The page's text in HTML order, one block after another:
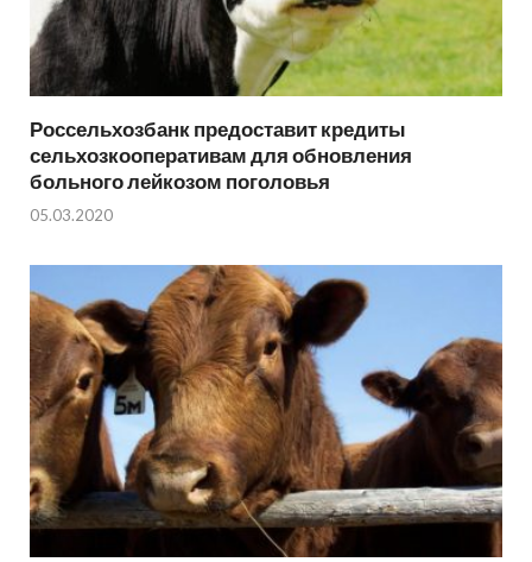
Россельхозбанк предоставит кредиты
сельхозкооперативам для обновления
больного лейкозом поголовья
05.03.2020